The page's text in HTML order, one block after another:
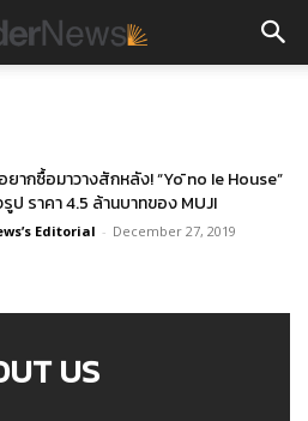
ยากซื้อมาวางสักหลัง! “Yō no Ie House”
ป ราคา 4.5 ล้านบาทของ MUJI
Editorial - December 27, 2019
US